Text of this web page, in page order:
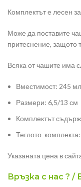
Комплектът е лесен
Може да поставите
притеснение, защото
Всяка от чашите има
Вместимост: 245 мл
Размери: 6,5/13 см
Комплектът
Теглото комплекта:
Указаната цена в
Връзка с нас ?